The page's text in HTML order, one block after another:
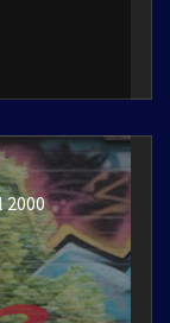
2000